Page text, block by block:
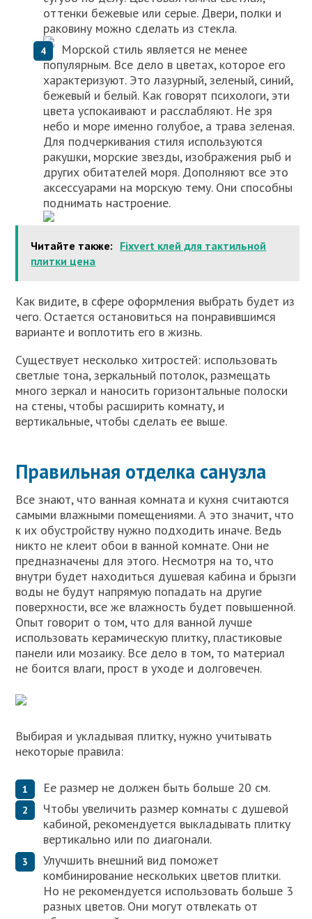
оттенки бежевые или серые. Двери, полки и
раковину можно сделать из стекла.
Морской стиль является не менее
популярным. Все дело в цветах, которое его
характеризуют. Это лазурный, зеленый, синий,
бежевый и белый. Как говорят психологи, эти
цвета успокаивают и расслабляют. Не зря
небо и море именно голубое, а трава зеленая.
Для подчеркивания стиля используются
ракушки, морские звезды, изображения рыб и
других обитателей моря. Дополняют все это
аксессуарами на морскую тему. Они способны
поднимать настроение.
Читайте также: Fixvert клей для тактильной
плитки цена
Как видите, в сфере оформления выбрать будет из
чего. Остается остановиться на понравившимся
варианте и воплотить его в жизнь.
Существует несколько хитростей: использовать
светлые тона, зеркальный потолок, размещать
много зеркал и наносить горизонтальные полоски
на стены, чтобы расширить комнату, и
вертикальные, чтобы сделать ее выше.
Правильная отделка санузла
Все знают, что ванная комната и кухня считаются
самыми влажными помещениями. А это значит, что
к их обустройству нужно подходить иначе. Ведь
никто не клеит обои в ванной комнате. Они не
предназначены для этого. Несмотря на то, что
внутри будет находиться душевая кабина и брызги
воды не будут напрямую попадать на другие
поверхности, все же влажность будет повышенной.
Опыт говорит о том, что для ванной лучше
использовать керамическую плитку, пластиковые
панели или мозаику. Все дело в том, то материал
не боится влаги, прост в уходе и долговечен.
Выбирая и укладывая плитку, нужно учитывать
некоторые правила:
Ее размер не должен быть больше 20 см.
Чтобы увеличить размер комнаты с душевой
кабиной, рекомендуется выкладывать плитку
вертикально или по диагонали.
Улучшить внешний вид поможет
комбинирование нескольких цветов плитки.
Но не рекомендуется использовать больше 3
разных цветов. Они могут отвлекать от